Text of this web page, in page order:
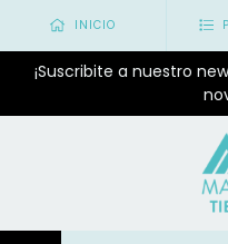
INICIO
¡Suscribite a nuestro